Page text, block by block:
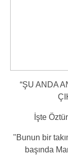
“ŞU ANDA
İşte
"Bunun bir
başında